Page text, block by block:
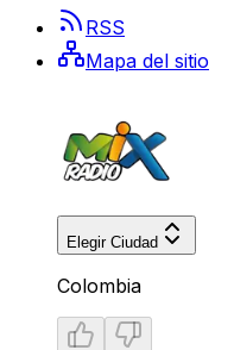
RSS
Mapa del sitio
Elegir Ciudad
Colombia